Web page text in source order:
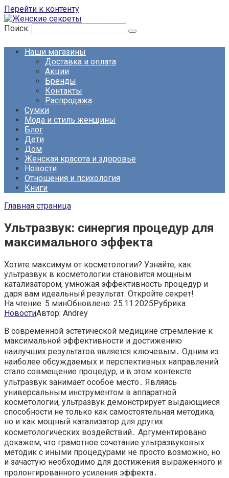
Перейти к контенту
Поиск:
Наши магазины
Доставка и оплата
Акции
Бренды
Контакты
Распродажа
Сумки
Мода и стиль женщины
Блог
Дети
Дом
Женская красота и здоровье
Новости
Отношения и психология
Книги
Главная страница
Ультразвук: синергия процедур для
максимального эффекта
Хотите максимум от косметологии? Узнайте, как
ультразвук в косметологии становится мощным
катализатором, умножая эффективность процедур и
даря вам идеальный результат. Откройте секрет!
На чтение: 5 минОбновлено: 25.11.2025Рубрика:
НовостиАвтор: Andrey
В современной эстетической медицине стремление к
максимальной эффективности и достижению
наилучших результатов является ключевым․ Одним из
наиболее обсуждаемых и перспективных направлений
стало совмещение процедур, и в этом контексте
ультразвук занимает особое место․ Являясь
универсальным инструментом в аппаратной
косметологии, ультразвук демонстрирует выдающиеся
способности не только как самостоятельная методика,
но и как мощный катализатор для других
косметологических воздействий․ Аргументировано
докажем, что грамотное сочетание ультразвуковых
методик с иными процедурами не просто возможно, но
и зачастую необходимо для достижения выраженного и
пролонгированного усиления эффекта․